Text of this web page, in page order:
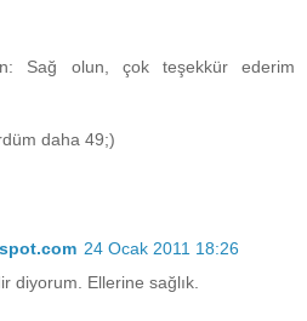
Sağ olun, çok teşekkür ederim
daha 49;)
24 Ocak 2011 18:26
diyorum. Ellerine sağlık.